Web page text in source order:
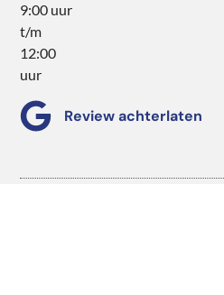
9:00 uur
t/m
12:00
uur
Review achterlaten